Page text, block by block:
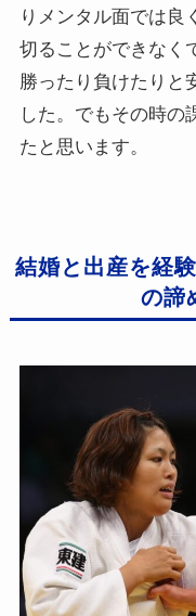
りメンタル面では良
切ることができなく
勝ったり負けたりと
した。でもその時の
たと思います。
結婚と出産を経
の諦